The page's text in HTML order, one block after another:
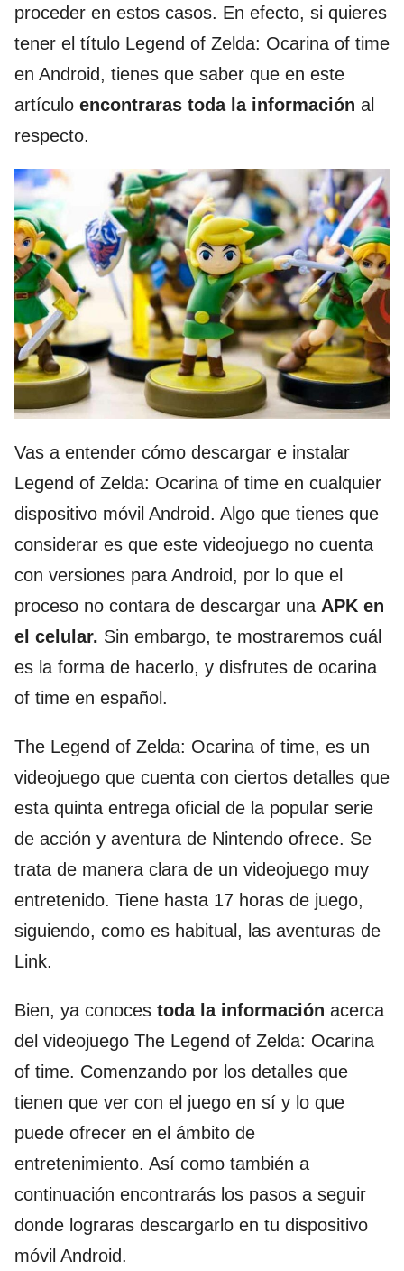
proceder en estos casos. En efecto, si quieres
tener el título Legend of Zelda: Ocarina of time
en Android, tienes que saber que en este
artículo encontraras toda la información al
respecto.
Vas a entender cómo descargar e instalar
Legend of Zelda: Ocarina of time en cualquier
dispositivo móvil Android. Algo que tienes que
considerar es que este videojuego no cuenta
con versiones para Android, por lo que el
proceso no contara de descargar una APK en
el celular. Sin embargo, te mostraremos cuál
es la forma de hacerlo, y disfrutes de ocarina
of time en español.
The Legend of Zelda: Ocarina of time, es un
videojuego que cuenta con ciertos detalles que
esta quinta entrega oficial de la popular serie
de acción y aventura de Nintendo ofrece. Se
trata de manera clara de un videojuego muy
entretenido. Tiene hasta 17 horas de juego,
siguiendo, como es habitual, las aventuras de
Link.
Bien, ya conoces toda la información acerca
del videojuego The Legend of Zelda: Ocarina
of time. Comenzando por los detalles que
tienen que ver con el juego en sí y lo que
puede ofrecer en el ámbito de
entretenimiento. Así como también a
continuación encontrarás los pasos a seguir
donde lograras descargarlo en tu dispositivo
móvil Android.